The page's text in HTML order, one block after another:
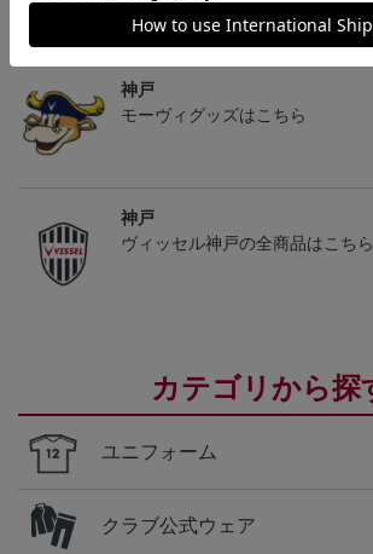
神戸
モーヴィグッズはこちら
神戸
ヴィッセル神戸の全商品はこちら
カテゴリから探
ユニフォーム
クラブ公式ウェア